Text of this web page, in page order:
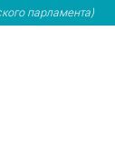
парламента)